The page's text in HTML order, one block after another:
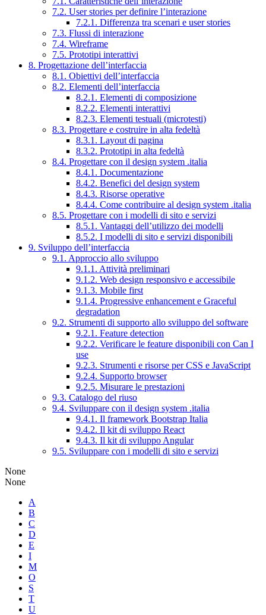
7.2. User stories per definire l’interazione
7.2.1. Differenza tra scenari e user stories
7.3. Flussi di interazione
7.4. Wireframe
7.5. Prototipi interattivi
8. Progettazione dell’interfaccia
8.1. Obiettivi dell’interfaccia
8.2. Elementi dell’interfaccia
8.2.1. Elementi di composizione
8.2.2. Elementi interattivi
8.2.3. Elementi testuali (microtesti)
8.3. Progettare e costruire in alta fedeltà
8.3.1. Layout di pagina
8.3.2. Prototipi in alta fedeltà
8.4. Progettare con il design system .italia
8.4.1. Documentazione
8.4.2. Benefici del design system
8.4.3. Risorse operative
8.4.4. Come contribuire al design system .italia
8.5. Progettare con i modelli di sito e servizi
8.5.1. Vantaggi dell’utilizzo dei modelli
8.5.2. I modelli di sito e servizi disponibili
9. Sviluppo dell’interfaccia
9.1. Approccio allo sviluppo
9.1.1. Attività preliminari
9.1.2. Web design responsivo e accessibile
9.1.3. Mobile first
9.1.4. Progressive enhancement e Graceful
degradation
9.2. Strumenti di supporto allo sviluppo del software
9.2.1. Feature detection
9.2.2. Verificare le feature disponibili con Can I
use
9.2.3. Strumenti e risorse per CSS e JavaScript
9.2.4. Supporto browser
9.2.5. Misurare le prestazioni
9.3. Catalogo del riuso
9.4. Sviluppare con il design system .italia
9.4.1. Il framework Bootstrap Italia
9.4.2. Il kit di sviluppo React
9.4.3. Il kit di sviluppo Angular
9.5. Sviluppare con i modelli di sito e servizi
None
None
A
B
C
D
E
I
M
O
S
T
U